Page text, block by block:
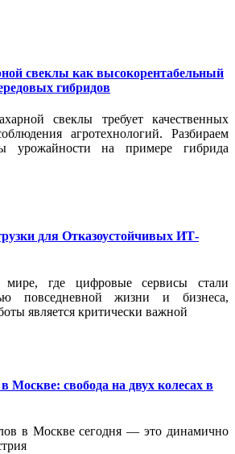
свеклы как высокорентабельный
гибридов
свеклы требует качественных
агротехнологий. Разбираем
урожайности на примере гибрида
для Отказоустойчивых ИТ-
где цифровые сервисы стали
повседневной жизни и бизнеса,
является критически важной
Москве: свобода на двух колесах в
в Москве сегодня — это динамично